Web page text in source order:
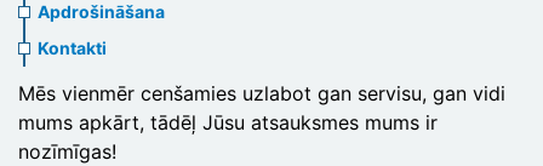
Apdrošināšana
Kontakti
Mēs vienmēr cenšamies uzlabot gan servisu, gan vidi
mums apkārt, tādēļ Jūsu atsauksmes mums ir
nozīmīgas!